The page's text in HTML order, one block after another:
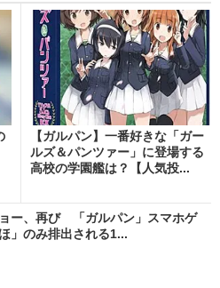
【ガルパン】一番好きな「ガー
ルズ＆パンツァー」に登場する
高校の学園艦は？【人気投...
ー、再び 「ガルパン」スマホゲ
」のみ排出される1...